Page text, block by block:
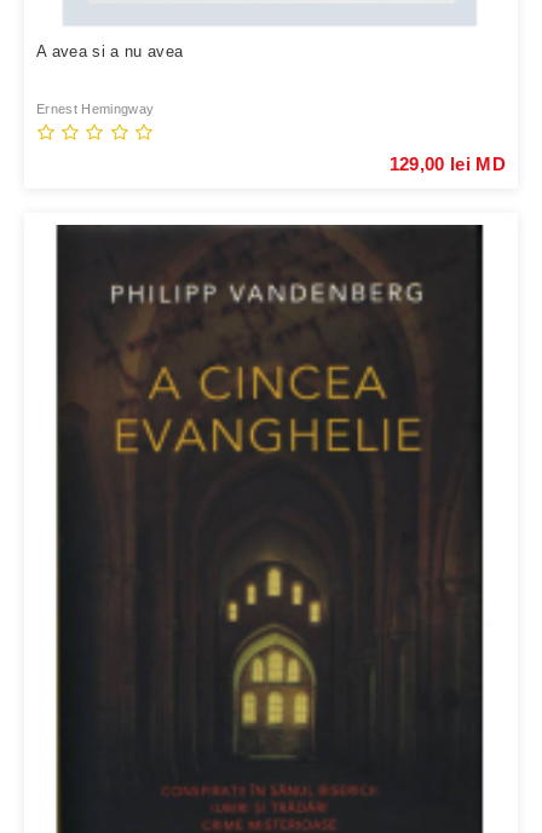
A avea si a nu avea
Ernest Hemingway
129,00 lei MD